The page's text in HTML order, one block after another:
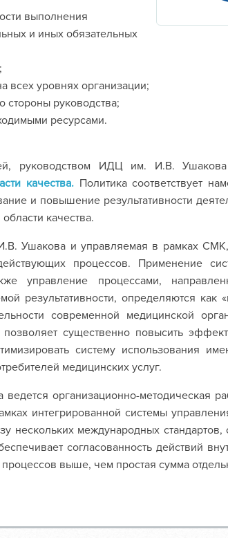
выполнения
и иных обязательных
всех уровнях организации;
руководства;
ресурсами.
руководством ИДЦ им. И.В.
качества.Политика соответствует
и повышение результативности
качества.
Ушакова и управляемая в рамках СМК,
процессов. Применение
управление процессами,
результативности, определяются как
современной медицинской
существенно повысить
систему использования
медицинских услуг.
организационно-методическая
интегрированной системы
нескольких международных стандартов,
согласованность действий
выше, чем простая сумма